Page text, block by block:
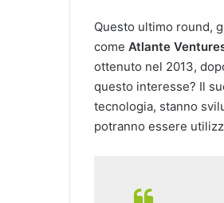
Questo ultimo round,
come Atlante
ottenuto nel 2013,
questo interesse? Il
tecnologia, stanno
potranno essere